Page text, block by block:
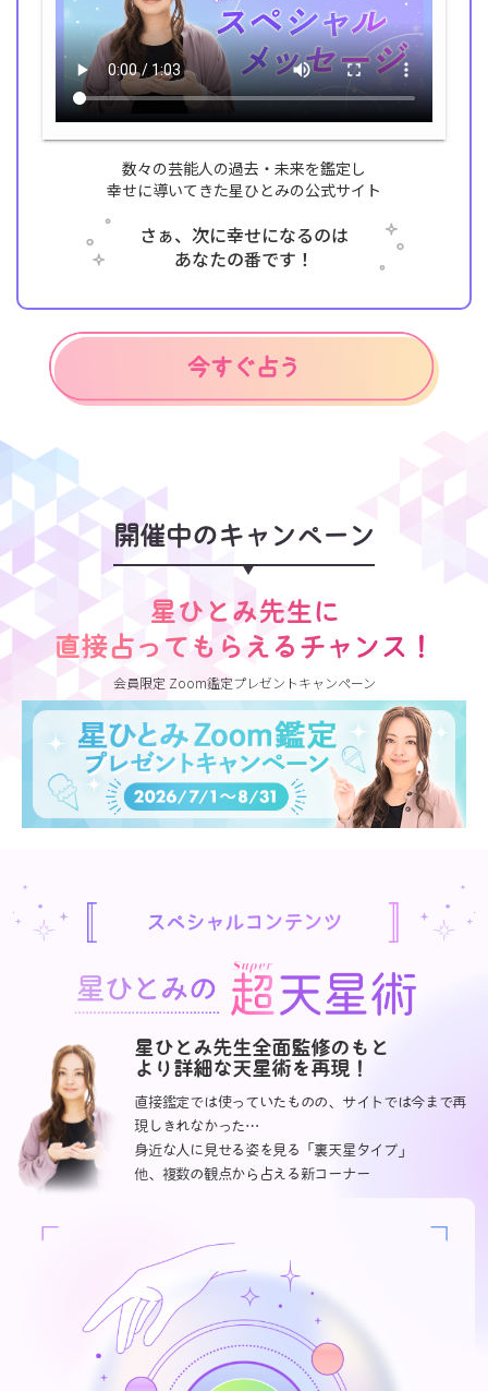
数々の芸能人の過去・未来を鑑定し
幸せに導いてきた星ひとみの公式サイト
さぁ、次に幸せになるのは
あなたの番です！
開催中のキャンペーン
星ひとみ先生に
直接占ってもらえるチャンス！
会員限定 Zoom鑑定プレゼントキャンペーン
スペシャルコンテンツ
星ひとみ先生全面監修のもと
より詳細な天星術を再現！
直接鑑定では使っていたものの、サイトでは今まで再
現しきれなかった…
身近な人に見せる姿を見る「裏天星タイプ」
他、複数の観点から占える新コーナー